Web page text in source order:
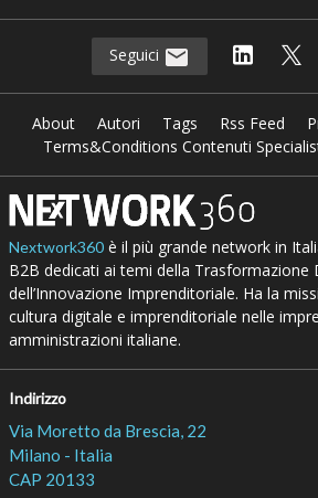
Seguici
About Autori Tags Rss Feed
Terms&Conditions Contenuti
Nextwork360è il più grande network in
B2B dedicati ai temi della Trasformazione
dell’Innovazione Imprenditoriale. Ha la
cultura digitale e imprenditoriale nelle
amministrazioni italiane.
Indirizzo
Via Moretto da Brescia, 22
Milano - Italia
CAP 20133